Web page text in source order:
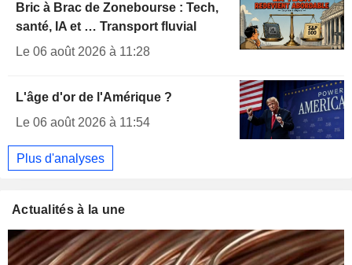
Bric à Brac de Zonebourse : Tech,
santé, IA et … Transport fluvial
Le 06 août 2026 à 11:28
L'âge d'or de l'Amérique ?
Le 06 août 2026 à 11:54
Plus d'analyses
Actualités à la une